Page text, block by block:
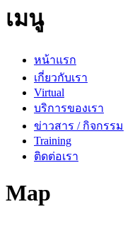
เมนู
หน้าแรก
เกี่ยวกับเรา
Virtual
บริการของเรา
ข่าวสาร / กิจกรรม
Training
ติดต่อเรา
Map